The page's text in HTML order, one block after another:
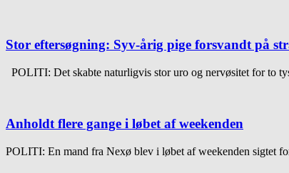
Stor eftersøgning: Syv-årig pige forsvandt på
POLITI: Det skabte naturligvis stor uro og nervøsitet for to
Anholdt flere gange i løbet af weekenden
POLITI: En mand fra Nexø blev i løbet af weekenden sigtet